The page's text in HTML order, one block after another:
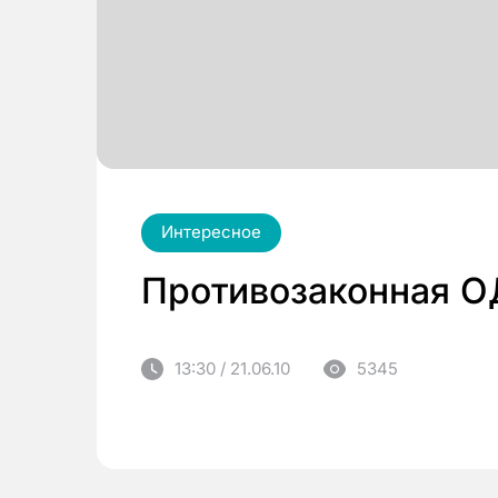
Интересное
Противозаконная
13:30 / 21.06.10 5345